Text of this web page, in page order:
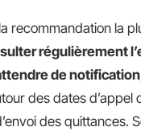
recommandation la
régulièrement
de notification
des dates d’appel
des quittances.